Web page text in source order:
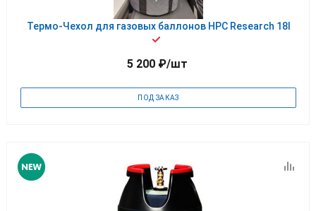
Термо-Чехол для газовых баллонов HPC Research 18l
5 200₽/шт
ПОД ЗАКАЗ